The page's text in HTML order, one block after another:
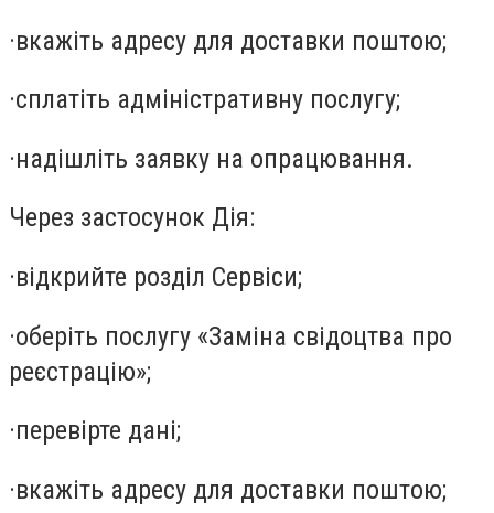
·вкажіть адресу для доставки поштою;
·сплатіть адміністративну послугу;
·надішліть заявку на опрацювання.
Через застосунок Дія:
·відкрийте розділ Сервіси;
·оберіть послугу «Заміна свідоцтва про
реєстрацію»;
·перевірте дані;
·вкажіть адресу для доставки поштою;